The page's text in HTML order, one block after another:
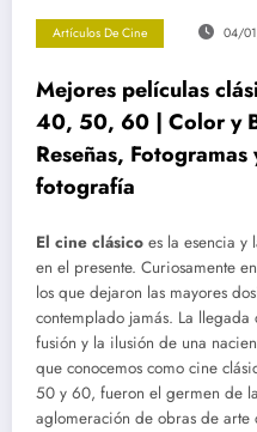
Artículos De Cine 04/
Mejores películas
40, 50, 60 | Color y
Reseñas,
fotografía
El cine clásico es la esencia y
en el presente. Curiosamente
los que dejaron las mayores
contemplado jamás. La llegada
fusión y la ilusión de una
que conocemos como cine
50 y 60, fueron el germen de
aglomeración de obras de arte